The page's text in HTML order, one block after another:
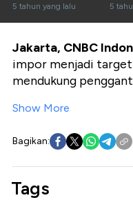
Otomotif
5 tahun yang lalu 5
Jakarta, CNBC
impor menjadi
mendukung
Show More
Bagikan:
Tags